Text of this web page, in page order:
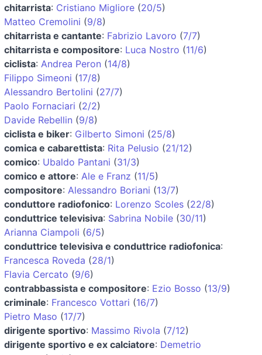
chitarrista: Cristiano Migliore (20/5)
Matteo Cremolini (9/8)
chitarrista e cantante: Fabrizio Lavoro (7/7)
chitarrista e compositore: Luca Nostro (11/6)
ciclista: Andrea Peron (14/8)
Filippo Simeoni (17/8)
Alessandro Bertolini (27/7)
Paolo Fornaciari (2/2)
Davide Rebellin (9/8)
ciclista e biker: Gilberto Simoni (25/8)
comica e cabarettista: Rita Pelusio (21/12)
comico: Ubaldo Pantani (31/3)
comico e attore: Ale e Franz (11/5)
compositore: Alessandro Boriani (13/7)
conduttore radiofonico: Lorenzo Scoles (22/8)
conduttrice televisiva: Sabrina Nobile (30/11)
Arianna Ciampoli (6/5)
conduttrice televisiva e conduttrice radiofonica:
Francesca Roveda (28/1)
Flavia Cercato (9/6)
contrabbassista e compositore: Ezio Bosso (13/9)
criminale: Francesco Vottari (16/7)
Pietro Maso (17/7)
dirigente sportivo: Massimo Rivola (7/12)
dirigente sportivo e ex calciatore: Demetrio